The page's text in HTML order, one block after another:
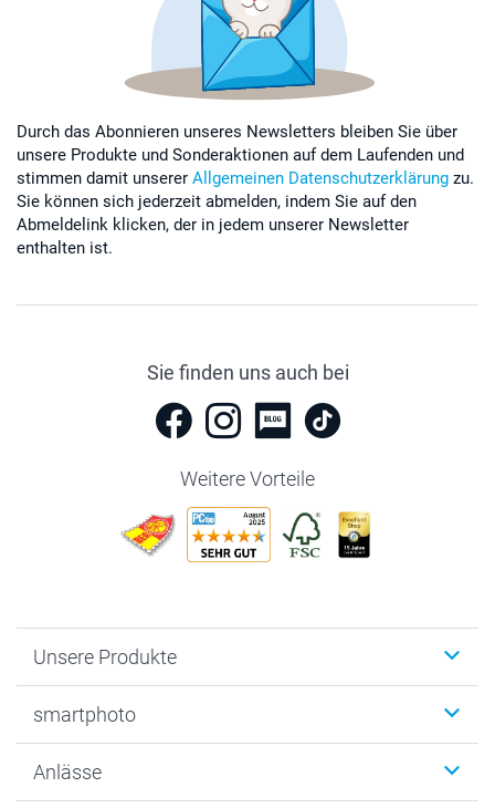
Durch das Abonnieren unseres Newsletters bleiben Sie über
unsere Produkte und Sonderaktionen auf dem Laufenden und
stimmen damit unserer Allgemeinen Datenschutzerklärung zu.
Sie können sich jederzeit abmelden, indem Sie auf den
Abmeldelink klicken, der in jedem unserer Newsletter
enthalten ist.
Sie finden uns auch bei
Weitere Vorteile
Unsere Produkte
Fotogeschenke
MyNameBook
smartphoto
Warum smartphoto
Anlässe